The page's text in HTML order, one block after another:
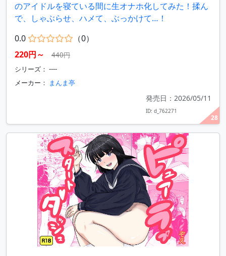
28
のアイドルを寝ている間に生オナホ化してみた！揉ん
で、しゃぶらせ、ハメて、ぶっかけて…！
0.0
（0）
220円～
440円
シリーズ： ----
メーカー： まんま亭
発売日：2026/05/11
ID: d_762271